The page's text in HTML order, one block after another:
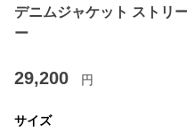
デニムジャケット ストリ
ー
29,200 円
サイズ